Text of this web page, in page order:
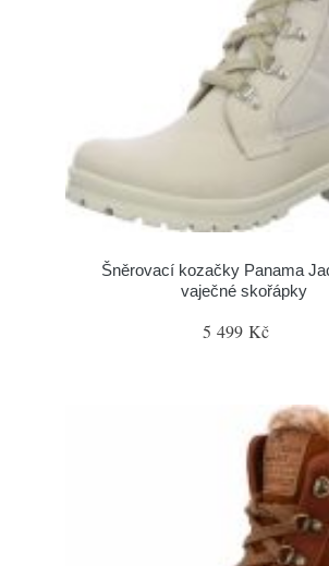
Šněrovací kozačky Panama
vaječné skořápky
5 499 Kč